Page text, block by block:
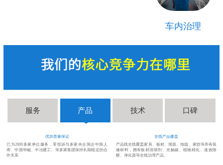
车内治理
服务 产品 技术 口碑
优异质量保证
已为2000多家单位服务，零投诉与多家央企国企中国人
寿、中国华融、中冶建工、等多家集团保持长期稳定的合
作关系
全线产品覆盖
产品线全线覆盖家具、板材、墙面、地毯、家纺等所有装
修材料，拥有板材清除剂、光触媒、植物精化、速效除
醛、净化器等全线治理产品。